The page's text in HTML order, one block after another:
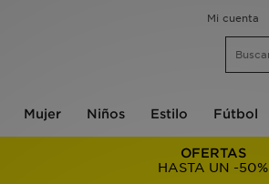
Mi cuenta
Mujer Niños Estilo Fútbol
OFERTAS
HASTA UN -50%